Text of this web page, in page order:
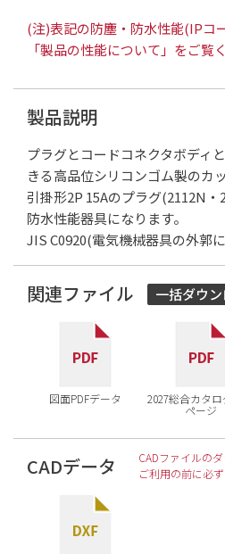
(注)表記の防塵・防水性能(IPコ
「製品の性能について」をご覧
製品説明
プラグとコードコネクタボディ
きる高品位シリコンゴム製のカ
引掛形2P 15Aのプラグ(2112N
防水性能器具になります。
JIS C0920(電気機械器具の外郭
関連ファイル
図面PDFデータ 2027総合カタ
ページ
一括ダウ
CADデータ CADファイルの
ご利用の前に必